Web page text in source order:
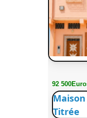
92
Titrée